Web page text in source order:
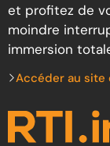
et profitez de
moindre
immersion
Accéder au site